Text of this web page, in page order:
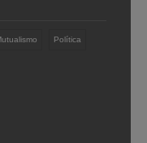
Política